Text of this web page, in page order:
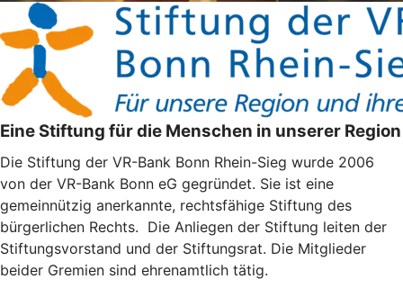
Eine Stiftung für die Menschen in unserer Region
Die Stiftung der VR-Bank Bonn Rhein-Sieg wurde 2006
von der VR-Bank Bonn eG gegründet. Sie ist eine
gemeinnützig anerkannte, rechtsfähige Stiftung des
bürgerlichen Rechts. Die Anliegen der Stiftung leiten der
Stiftungsvorstand und der Stiftungsrat. Die Mitglieder
beider Gremien sind ehrenamtlich tätig.